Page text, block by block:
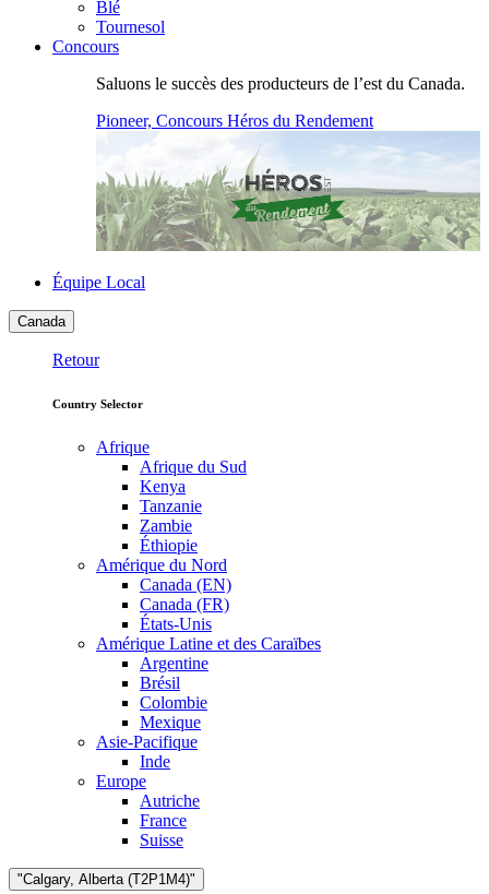
Blé
Tournesol
Concours
Saluons le succès des producteurs de l’est du Canada.
Pioneer, Concours Héros du Rendement
Équipe Local
Canada
Retour
Country Selector
Afrique
Afrique du Sud
Kenya
Tanzanie
Zambie
Éthiopie
Amérique du Nord
Canada (EN)
Canada (FR)
États-Unis
Amérique Latine et des Caraïbes
Argentine
Brésil
Colombie
Mexique
Asie-Pacifique
Inde
Europe
Autriche
France
Suisse
"Calgary, Alberta (T2P1M4)"